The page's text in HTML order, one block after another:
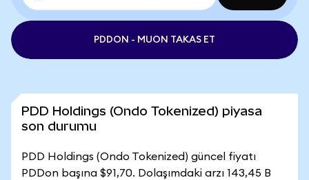
PDDON - MUON TAKAS ET
PDD Holdings (Ondo Tokenized) piyasa
son durumu
PDD Holdings (Ondo Tokenized) güncel fiyatı
PDDon başına $91,70. Dolaşımdaki arzı 143,45 B